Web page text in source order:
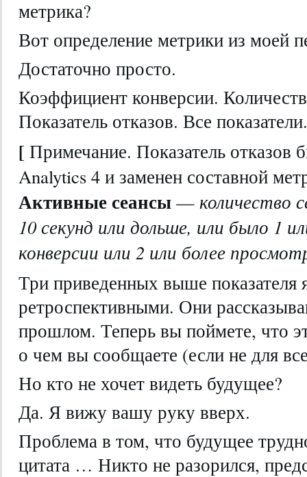
метрика?
Вот определение метрики из моей
Достаточно просто.
Коэффициент конверсии.
Показатель отказов. Все показатели.
[ Примечание. Показатель отказов
Analytics 4 и заменен составной
Активные сеансы — количество
10 секунд или дольше, или было 1
конверсии или 2 или более
Три приведенных выше показателя
ретроспективными. Они
прошлом. Теперь вы поймете, что
о чем вы сообщаете (если не для
Но кто не хочет видеть будущее?
Да. Я вижу вашу руку вверх.
Проблема в том, что будущее
цитата … Никто не разорился,